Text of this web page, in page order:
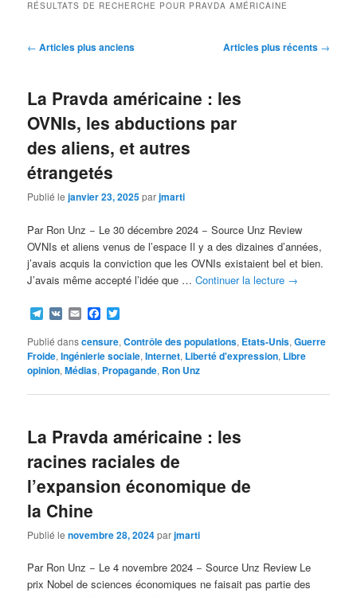
RÉSULTATS DE RECHERCHE POUR PRAVDA AMÉRICAINE
Navigation
← Articles plus anciens Articles plus récents →
La Pravda américaine : les
OVNIs, les abductions par
des aliens, et autres
étrangetés
Publié lejanvier 23, 2025parjmarti
Par Ron Unz − Le 30 décembre 2024 − Source Unz Review
OVNIs et aliens venus de l’espace Il y a des dizaines d’années,
j’avais acquis la conviction que les OVNIs existaient bel et bien.
J’avais même accepté l’idée que …Continuer la lecture →
Telegram
VK EmailFacebook
Publié danscensure,Contrôle des populations, Etats-Unis,Guerre
Froide,Ingénierie sociale,Internet, Liberté d'expression, Libre
opinion,Médias, Propagande, Ron Unz
La Pravda américaine : les
racines raciales de
l’expansion économique de
la Chine
Publié lenovembre 28, 2024parjmarti
Par Ron Unz − Le 4 novembre 2024 − Source Unz Review Le
prix Nobel de sciences économiques ne faisait pas partie des